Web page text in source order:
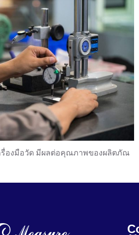
รื่องมือวัด มีผลต่อคุณภาพของผลิตภัณ